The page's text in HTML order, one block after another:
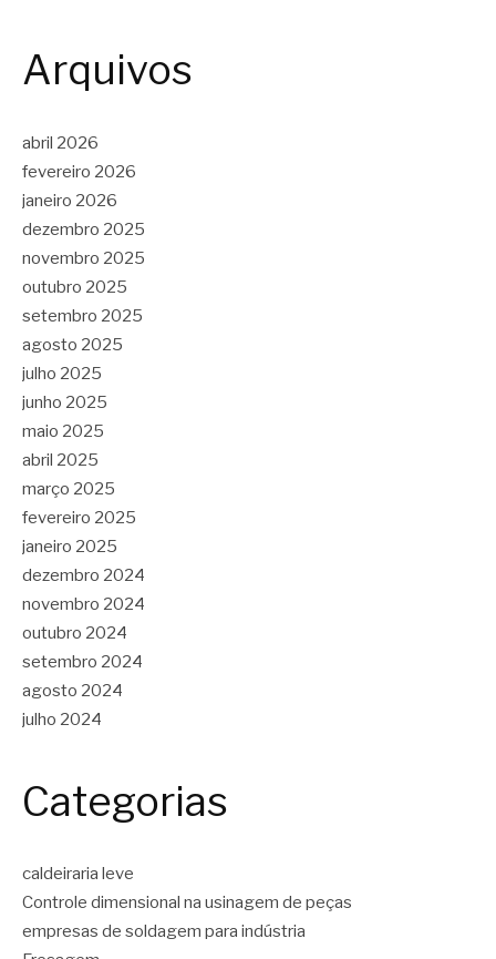
Arquivos
abril 2026
fevereiro 2026
janeiro 2026
dezembro 2025
novembro 2025
outubro 2025
setembro 2025
agosto 2025
julho 2025
junho 2025
maio 2025
abril 2025
março 2025
fevereiro 2025
janeiro 2025
dezembro 2024
novembro 2024
outubro 2024
setembro 2024
agosto 2024
julho 2024
Categorias
caldeiraria leve
Controle dimensional na usinagem de peças
empresas de soldagem para indústria